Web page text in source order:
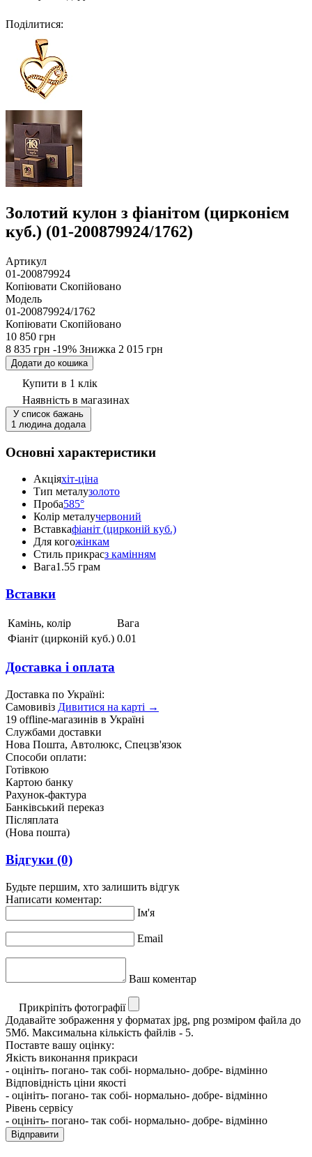
Поділитися:
Золотий кулон з фіанітом (цирконієм
куб.) (01-200879924/1762)
Артикул
01-200879924
Копіювати Скопійовано
Модель
01-200879924/1762
Копіювати Скопійовано
10 850 грн
8 835 грн -19% Знижка 2 015 грн
Додати до кошика
Купити в 1 клік
Наявність в магазинах
У список бажань
1 людина додала
Основні характеристики
Акціяхіт-ціна
Тип металузолото
Проба585°
Колір металучервоний
Вставкафіаніт (цирконій куб.)
Для когожінкам
Стиль прикрасз камінням
Вага1.55 грам
Вставки
Камінь, колір
Вага
Фіаніт (цирконій куб.) 0.01
Доставка і оплата
Доставка по Україні:
Самовивіз Дивитися на карті →
19 offline-магазинів в Україні
Службами доставки
Нова Пошта, Автолюкс, Спецзв'язок
Способи оплати:
Готівкою
Картою банку
Рахунок-фактура
Банківський переказ
Післяплата
(Нова пошта)
Відгуки (0)
Будьте першим, хто залишить відгук
Написати коментар:
Ім'я
Email
Ваш коментар
Прикріпіть фотографії
Додавайте зображення у форматах jpg, png розміром файла до
5Мб. Максимальна кількість файлів - 5.
Поставте вашу оцінку:
Якість виконання прикраси
- оцініть- погано- так собі- нормально- добре- відмінно
Відповідність ціни якості
- оцініть- погано- так собі- нормально- добре- відмінно
Рівень сервісу
- оцініть- погано- так собі- нормально- добре- відмінно
Відправити